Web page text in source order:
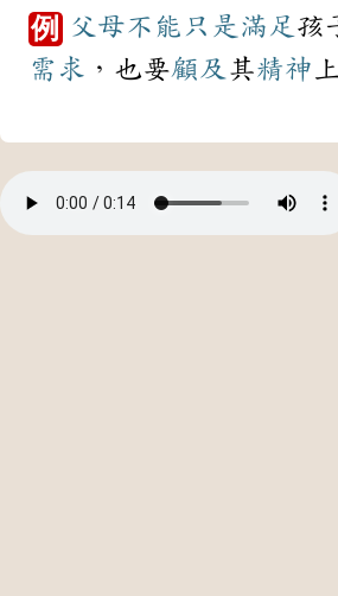
例 父母不能 只是 滿足 孩
需求 ，也要顧及 其精神